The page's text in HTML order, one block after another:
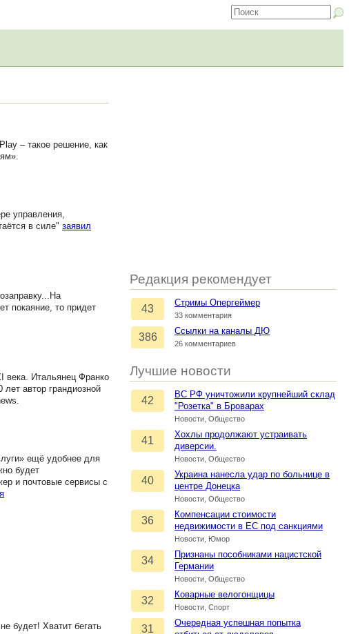
Редакция рекомендует
43
Стримы Опергеймер
33 комментария
386
Ссылки на каналы ДЮ
26 комментариев
Лучшие новости
42
ВС РФ уничтожили крупнейший склад
"Розетка" в Броварах
Новости, Общество
41
Хохлы продолжают устраивать
диверсии.
Новости, Общество
40
Украина нанесла удар по больнице в
центре Донецка
Новости, Общество
36
Компенсации стоимости
недвижимости в ЕС под санкциями
Новости, Юмор
34
Признаны пособниками нацистской
Германии
Новости, Общество
32
Коварные велогонщицы
Новости, Спорт
31
Очередная успешная попытка
– такое решение, как
управления,
в силе" заявил
покаяние, то придет
века. Итальянец Франко
автор грандиозной
ещё удобнее для
будет
и почтовые сервисы с
будет! Хватит бегать